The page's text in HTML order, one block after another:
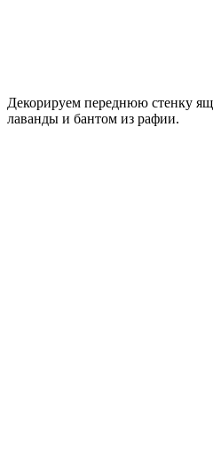
Декорируем переднюю стенку
лаванды и бантом из рафии.